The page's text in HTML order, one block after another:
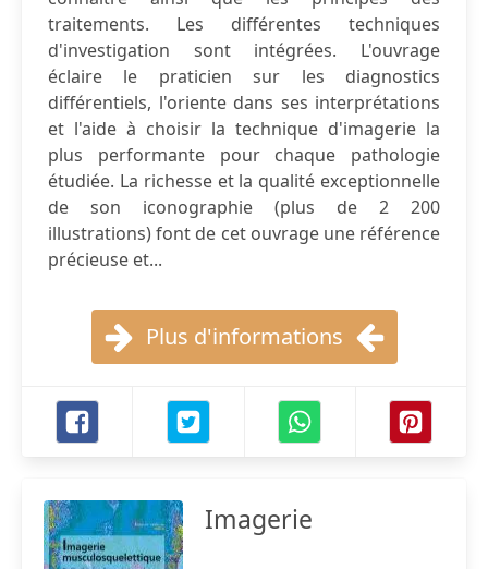
traitements. Les différentes techniques
d'investigation sont intégrées. L'ouvrage
éclaire le praticien sur les diagnostics
différentiels, l'oriente dans ses interprétations
et l'aide à choisir la technique d'imagerie la
plus performante pour chaque pathologie
étudiée. La richesse et la qualité exceptionnelle
de son iconographie (plus de 2 200
illustrations) font de cet ouvrage une référence
précieuse et...
Plus d'informations
Imagerie